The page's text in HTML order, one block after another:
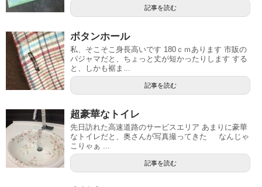
記事を読む
ボタンホール
私、そこそこ身長高いです 180ｃｍあります 市販の
パジャマだと、ちょっと丈が短かったりします する
と、しかも裾ま...
記事を読む
超豪華なトイレ
先日訪れた高速道路のサービスエリア あまりに豪華
なトイレだと、奥さんが写真撮ってきた なんじゃ
こりゃぁ ...
記事を読む